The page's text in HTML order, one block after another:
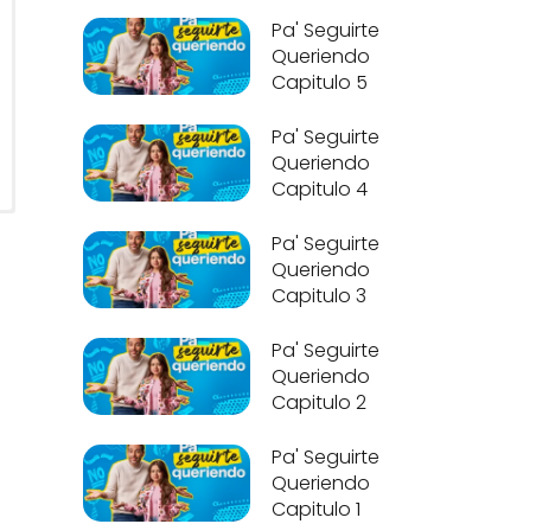
Pa' Seguirte
Queriendo
Capitulo 5
Pa' Seguirte
Queriendo
Capitulo 4
Pa' Seguirte
Queriendo
Capitulo 3
Pa' Seguirte
Queriendo
Capitulo 2
Pa' Seguirte
Queriendo
Capitulo 1